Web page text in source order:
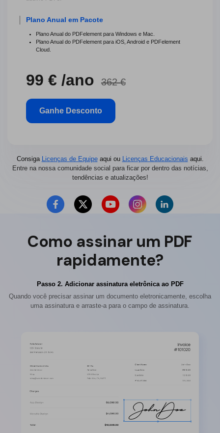
Plano Anual em Pacote
Plano Anual do PDFelement para Windows e Mac.
Plano Anual do PDFelement para iOS, Android e PDFelement
Cloud.
99 € /ano 362 €
Ganhe Desconto
Consiga Licenças de Equipeaqui ou Licenças Educacionais aqui.
Entre na nossa comunidade social para ficar por dentro das notícias,
tendências e atualizações!
Como assinar um PDF
rapidamente?
Passo 2. Adicionar assinatura eletrônica ao PDF
Quando você precisar assinar um documento eletronicamente, escolha
uma assinatura e arraste-a para o campo de assinatura.